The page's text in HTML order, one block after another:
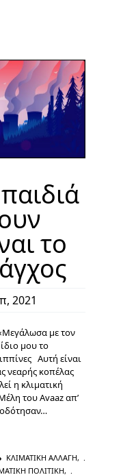
το
2021
«Μεγάλωσα με τον
μου το
Αυτή είναι
νεαρής κοπέλας
η κλιματική
του Avaaz απ’
ΚΛΙΜΑΤΙΚΉ ΑΛΛΑΓΉ,
ΠΟΛΙΤΙΚΉ,